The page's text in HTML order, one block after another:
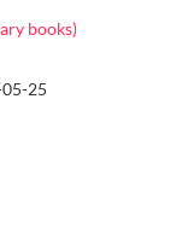
books)
25